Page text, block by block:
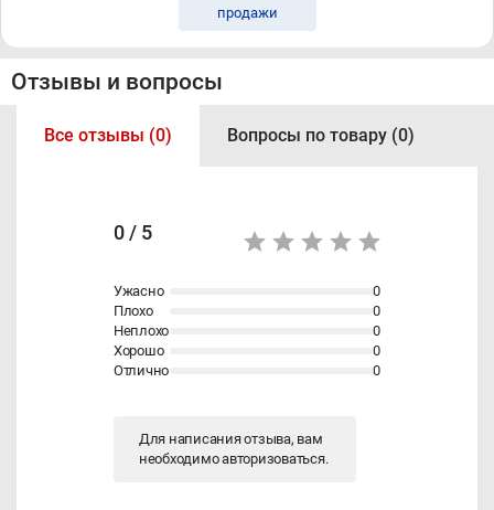
продажи
Отзывы и вопросы
Все отзывы (0) Вопросы по товару (0)
0 / 5
Ужасно
0
Плохо
0
Неплохо
0
Хорошо
0
Отлично
0
Для написания отзыва, вам
необходимоавторизоваться.